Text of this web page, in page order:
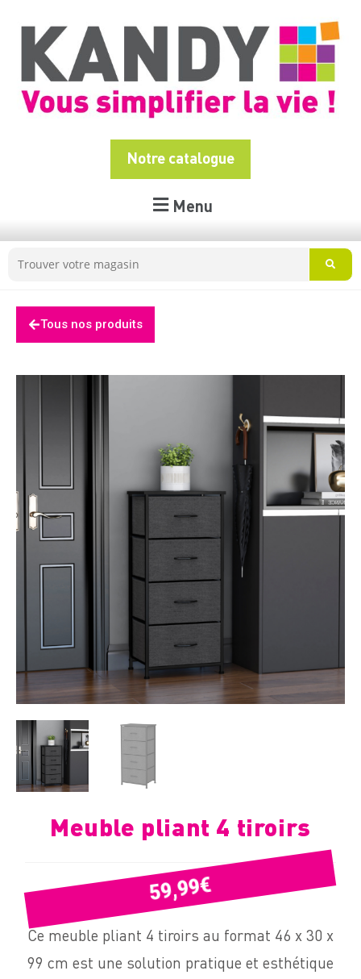
Menu
Notre catalogue
Tous nos produits
Meuble pliant 4 tiroirs
59,99€
Ce meuble pliant 4 tiroirs au format 46 x 30 x
99 cm est une solution pratique et esthétique